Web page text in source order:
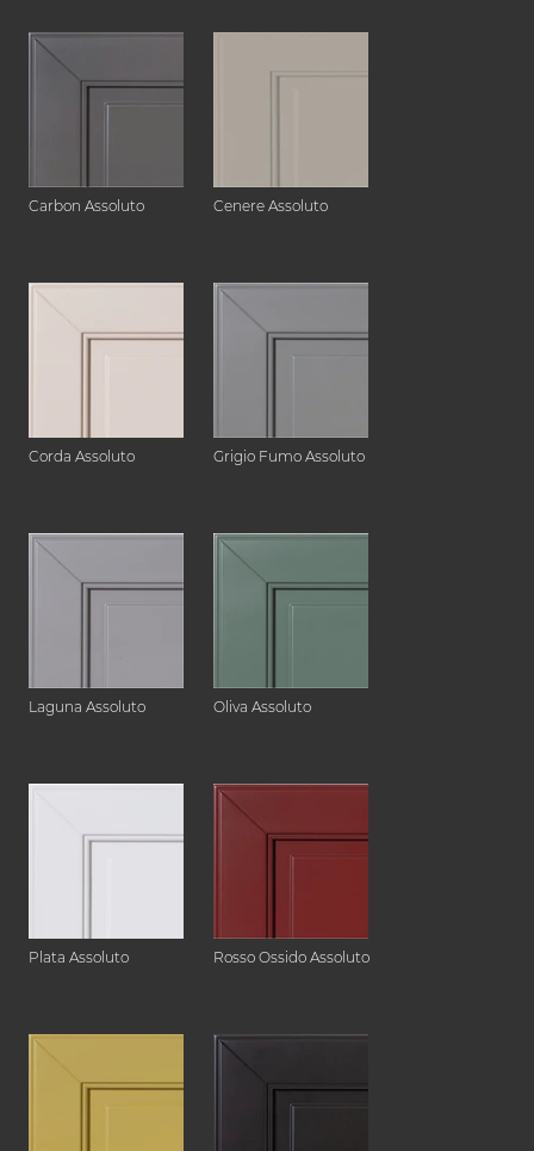
Carbon Assoluto Cenere Assoluto
Corda Assoluto Grigio Fumo Assoluto
Laguna Assoluto Oliva Assoluto
Plata Assoluto Rosso Ossido Assoluto